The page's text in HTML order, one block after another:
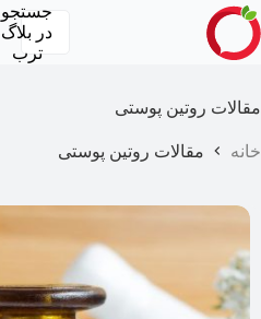
پرش
به
محتوا
جستجو
در بلاگ
ترب
مقالات روتین پوستی
خانه مقالات روتین پوستی